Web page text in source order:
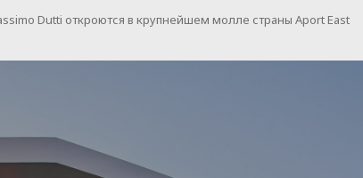
Dutti откроются в крупнейшем молле страны Aport East